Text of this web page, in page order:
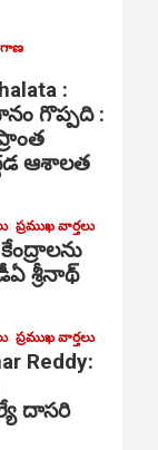
:
గొప్పది :
ఆశాలత
ప్రముఖ వార్తలు
శ్రీనాథ్
ప్రముఖ వార్తలు
Reddy:
దాసరి